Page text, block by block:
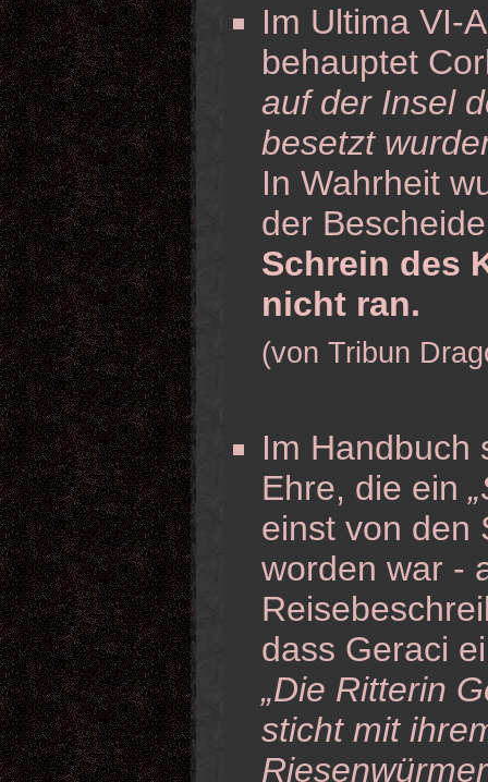
Im Ultima VI-
behauptet
auf der Insel
besetzt
In Wahrheit
der
Schrein des
nicht ran.
(von Tribun
Im Handbuch
Ehre, die ein
einst von den
worden war -
dass Geraci
„Die Ritterin
sticht mit